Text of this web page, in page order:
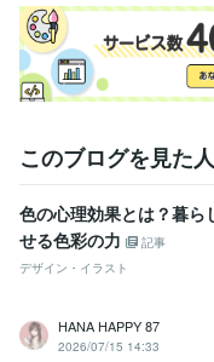
このブログを見た
色の心理効果とは？暮ら
せる色彩の力
記事
デザイン・イラスト
HANA HAPPY 87
2026/07/15 14:33